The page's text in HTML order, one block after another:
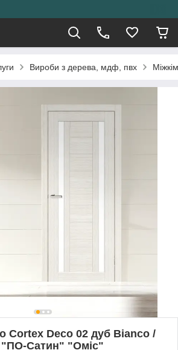
Вироби з дерева, мдф, пвх
Cortex Deco 02 дуб Bianco /
"ПО-Сатин" "Оміс"